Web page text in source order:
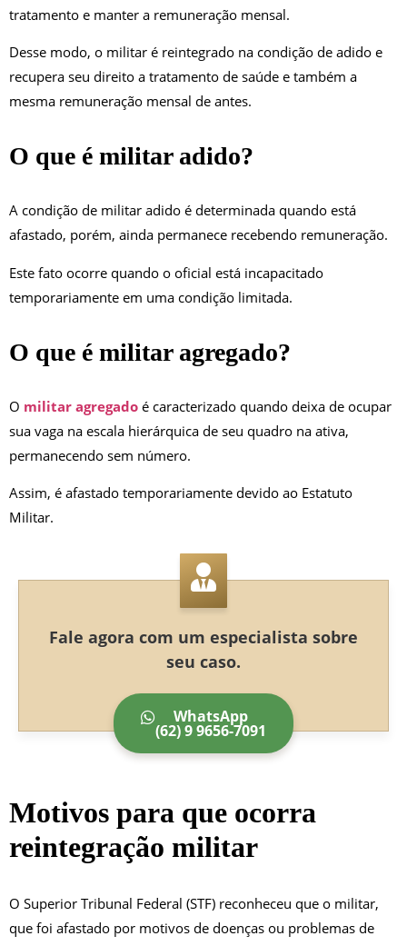
tratamento e manter a remuneração mensal.
Desse modo, o militar é reintegrado na condição de adido e
recupera seu direito a tratamento de saúde e também a
mesma remuneração mensal de antes.
O que é militar adido?
A condição de militar adido é determinada quando está
afastado, porém, ainda permanece recebendo remuneração.
Este fato ocorre quando o oficial está incapacitado
temporariamente em uma condição limitada.
O que é militar agregado?
O militar agregado é caracterizado quando deixa de ocupar
sua vaga na escala hierárquica de seu quadro na ativa,
permanecendo sem número.
Assim, é afastado temporariamente devido ao Estatuto
Militar.
Fale agora com um especialista sobre
seu caso.
WhatsApp
(62) 9 9656-7091
Motivos para que ocorra
reintegração militar
O Superior Tribunal Federal (STF) reconheceu que o militar,
que foi afastado por motivos de doenças ou problemas de